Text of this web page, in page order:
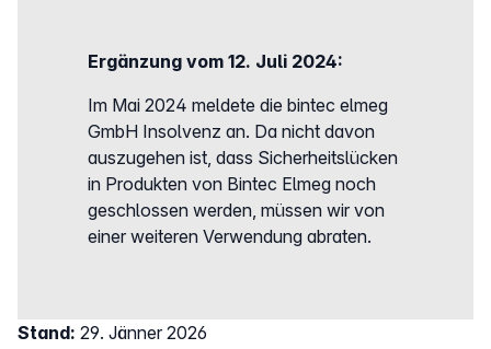
Ergänzung vom 12. Juli 2024:
Im Mai 2024 meldete die bintec elmeg
GmbH Insolvenz an. Da nicht davon
auszugehen ist, dass Sicherheitslücken
in Produkten von Bintec Elmeg noch
geschlossen werden, müssen wir von
einer weiteren Verwendung abraten.
Stand: 29. Jänner 2026